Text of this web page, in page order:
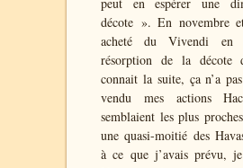
décote ». En novembre
acheté du Vivendi
résorption de la décote
connait la suite, ça n’a
vendu mes actions
semblaient les plus
une quasi-moitié des
à ce que j’avais prévu,